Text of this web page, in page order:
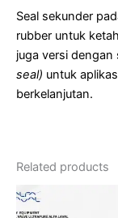
Seal sekunder
rubber untuk
juga versi dengan
seal) untuk
berkelanjutan.
Related products